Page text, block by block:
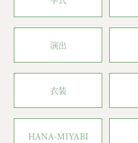
演出
衣装
HANA-MIYABI